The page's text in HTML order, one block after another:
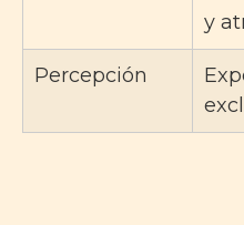
y
Percepción